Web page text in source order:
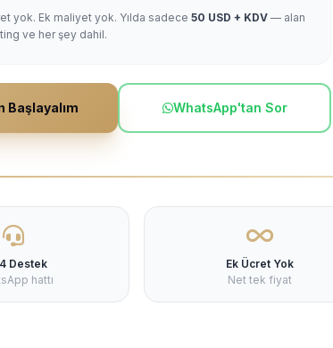
yok. Ek maliyet yok. Yılda sadece 50 USD + KDV — alan
ve her şey dahil.
Başlayalım WhatsApp'tan Sor
Destek
hattı
Ek Ücret Yok
Net tek fiyat